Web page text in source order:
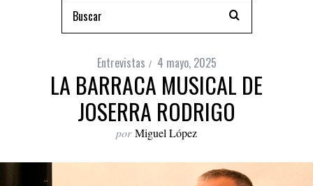
Entrevistas 4 mayo, 2025
LA BARRACA MUSICAL DE
JOSERRA RODRIGO
por Miguel López